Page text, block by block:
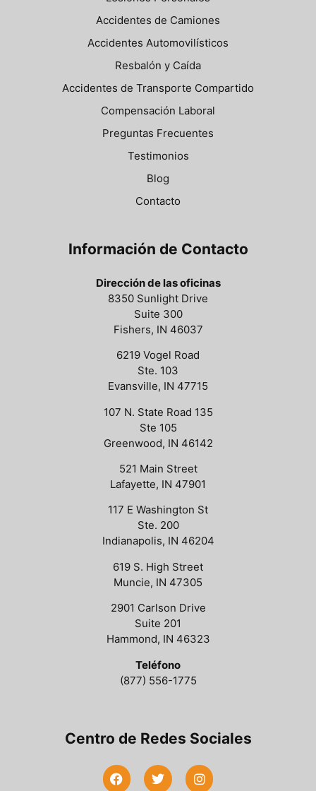
Accidentes de Camiones
Accidentes Automovilísticos
Resbalón y Caída
Accidentes de Transporte Compartido
Compensación Laboral
Preguntas Frecuentes
Testimonios
Blog
Contacto
Información de Contacto
Dirección de las oficinas
8350 Sunlight Drive
Suite 300
Fishers, IN 46037
6219 Vogel Road
Ste. 103
Evansville, IN 47715
107 N. State Road 135
Ste 105
Greenwood, IN 46142
521 Main Street
Lafayette, IN 47901
117 E Washington St
Ste. 200
Indianapolis, IN 46204
619 S. High Street
Muncie, IN 47305
2901 Carlson Drive
Suite 201
Hammond, IN 46323
Teléfono
(877) 556-1775
Centro de Redes Sociales